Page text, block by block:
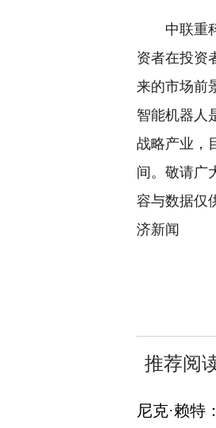
中联重
资者在投资
来的市场前
智能机器人
战略产业，
间。敬请广
容与数据仅
济新闻
推荐阅
尼克·赖特